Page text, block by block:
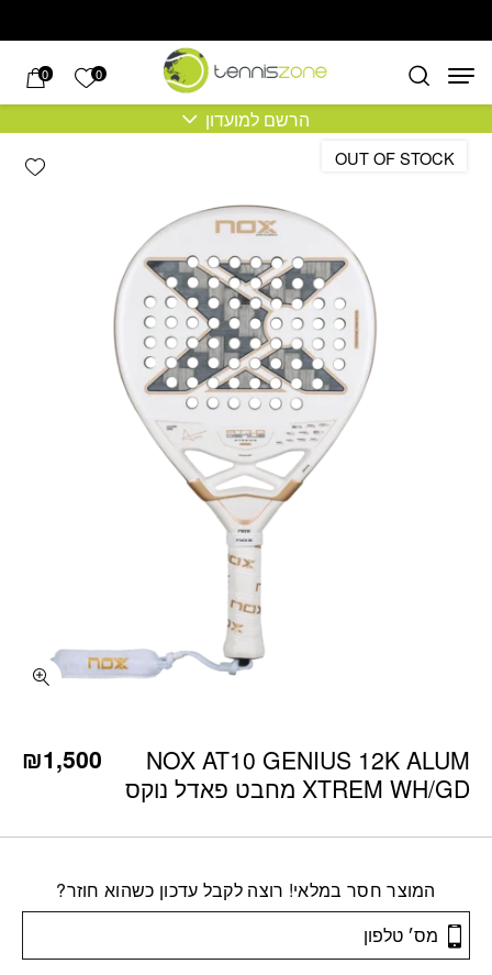
0 הרשימה
0
הרשם למועדון
NOX AT10 GENIUS 12K ALUM
XTREM WH/GD מחבט פאדל נוקס
₪1,500
המוצר חסר במלאי! רוצה לקבל עדכון כשהוא חוזר?
OUT OF STOCK